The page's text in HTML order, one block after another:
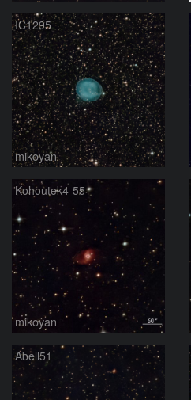
IC1295
mikoyan
Kohoutek4-55
mikoyan
Abell51